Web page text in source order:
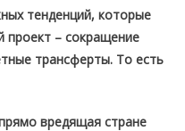
тенденций, которые
– сокращение
трансферты. То есть
вредящая стране